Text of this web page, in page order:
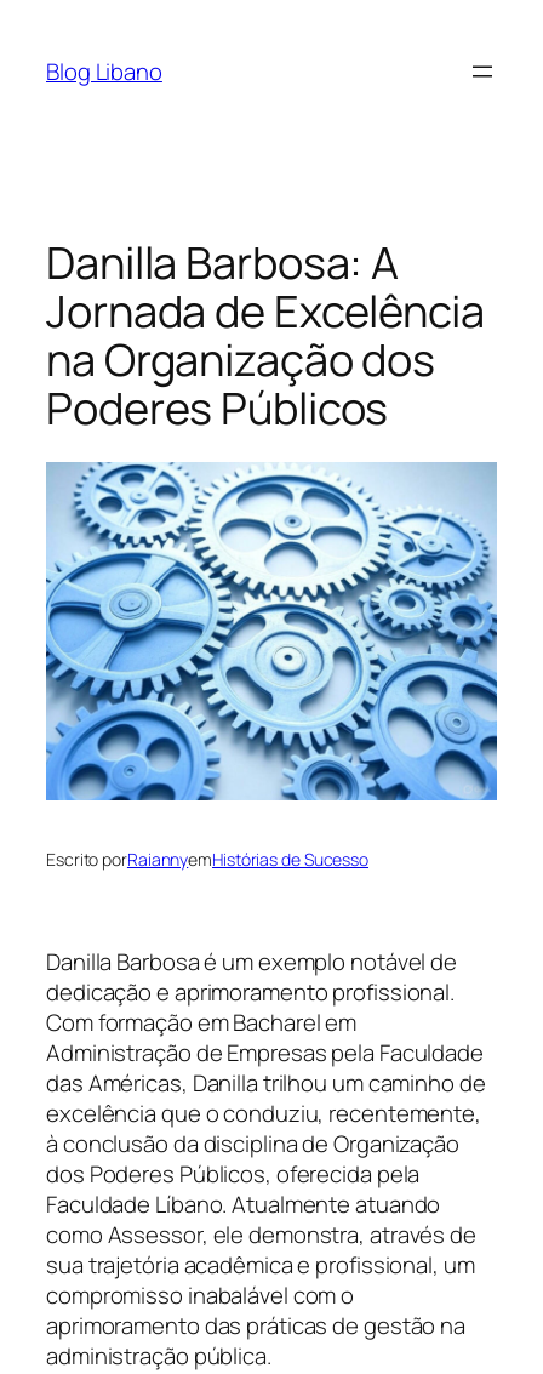
Blog Libano
Danilla Barbosa: A
Jornada de Excelência
na Organização dos
Poderes Públicos
Escrito porRaiannyemHistórias de Sucesso
Danilla Barbosa é um exemplo notável de
dedicação e aprimoramento profissional.
Com formação em Bacharel em
Administração de Empresas pela Faculdade
das Américas, Danilla trilhou um caminho de
excelência que o conduziu, recentemente,
à conclusão da disciplina de Organização
dos Poderes Públicos, oferecida pela
Faculdade Líbano. Atualmente atuando
como Assessor, ele demonstra, através de
sua trajetória acadêmica e profissional, um
compromisso inabalável com o
aprimoramento das práticas de gestão na
administração pública.